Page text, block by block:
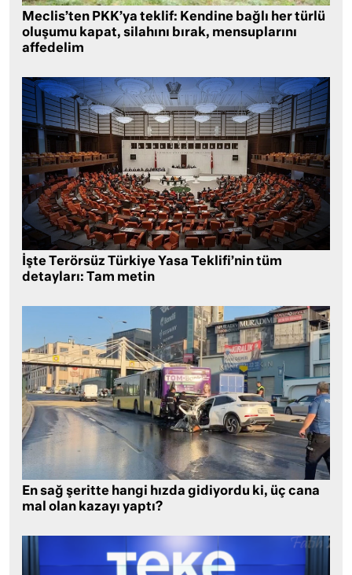
Meclis’ten PKK’ya teklif: Kendine bağlı her türlü
oluşumu kapat, silahını bırak, mensuplarını
affedelim
İşte Terörsüz Türkiye Yasa Teklifi’nin tüm
detayları: Tam metin
En sağ şeritte hangi hızda gidiyordu ki, üç cana
mal olan kazayı yaptı?